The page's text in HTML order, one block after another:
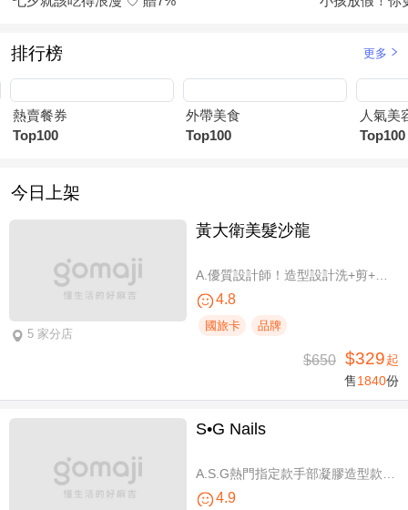
排行榜 更多
熱賣餐券
Top100
外帶美食
Top100
人氣美
Top100
今日上架
5 家分店
黃大衛美髮沙龍
4.8
國旅卡 品牌
$650 $329起
售1840份
S•G Nails
4.9